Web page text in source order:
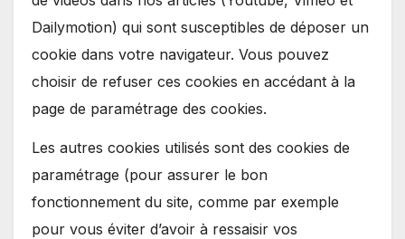
Dailymotion) qui sont susceptibles de déposer un
cookie dans votre navigateur. Vous pouvez
choisir de refuser ces cookies en accédant à la
page de paramétrage des cookies.
Les autres cookies utilisés sont des cookies de
paramétrage (pour assurer le bon
fonctionnement du site, comme par exemple
pour vous éviter d’avoir à ressaisir vos